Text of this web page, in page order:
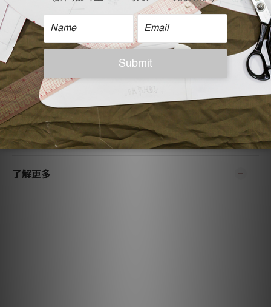
| 注意事項 |
- 可使用30度冷水機洗
- 相似色分開洗滌
- 不可長時間浸泡
- 不可使用含氯漂白水
- 低溫烘乾
- 低溫反面整燙
| Model參考 |
身高:165 cm，50KG, Free size
了解更多